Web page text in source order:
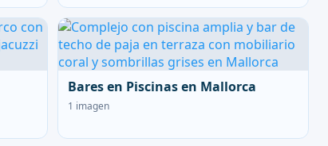
Bares en Piscinas en Mallorca
1 imagen